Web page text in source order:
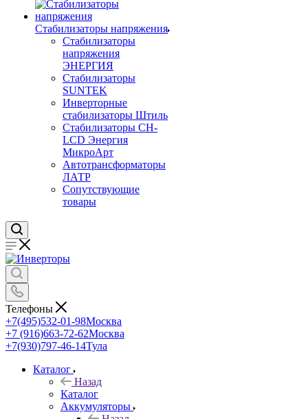
Стабилизаторы напряжения
Стабилизаторы
напряжения
ЭНЕРГИЯ
Стабилизаторы
SUNTEK
Инверторные
стабилизаторы Штиль
Стабилизаторы СН-
LCD Энepгия
МикроАрт
Автотрансформаторы
ЛАТР
Сопутствующие
товары
Телефоны
+7(495)532-01-98Москва
+7 (916)663-72-62Москва
+7(930)797-46-14Тула
Каталог
Назад
Каталог
Аккумуляторы